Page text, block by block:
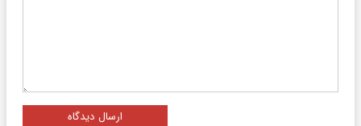
ارسال دیدگاه